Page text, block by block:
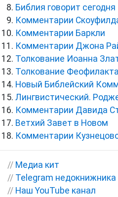
Библия говорит сегодня
Комментарии
Комментарии Баркли
Комментарии Джона
Толкование Иоанна
Толкование
Новый Библейский
Лингвистический.
Комментарии Давида
Ветхий Завет в Новом
Комментарии
// Медиа кит
// Telegram недокнижника
// Наш YouTube канал